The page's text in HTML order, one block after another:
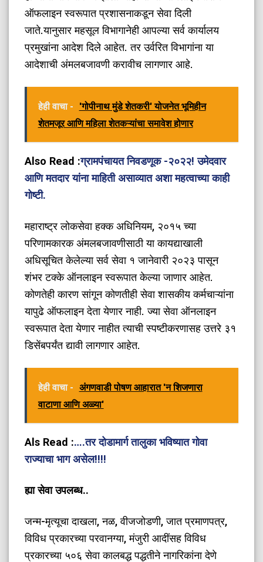
ऑफलाइन स्वरूपात प्रशासनाकडून सेवा दिली
जाते.यानुसार महसूल विभागानेही आपल्या सर्व कार्यालय
प्रमुखांना आदेश दिले आहेत. तर उर्वरित विभागांना या
आदेशाची अंमलबजावणी करावीच लागणार आहे.
हेही वाचा -
'गोपीनाथ मुंडे शेतकरी' योजनेत भूमिहीन
शेतमजूर आणि महिला शेतकऱ्यांचा समावेश होणार
Also Read :ग्रामपंचायत निवडणूक -२०२२! उमेदवार
आणि मतदार यांना माहिती असाव्यात अशा महत्वाच्या काही
गोष्टी.
महाराष्ट्र लोकसेवा हक्क अधिनियम, २०१५ च्या
परिणामकारक अंमलबजावणीसाठी या कायद्याखाली
अधिसूचित केलेल्या सर्व सेवा १ जानेवारी २०२३ पासून
शंभर टक्के ऑनलाइन स्वरूपात केल्या जाणार आहेत.
कोणतेही कारण सांगून कोणतीही सेवा शासकीय कर्मचाऱ्यांना
यापुढे ऑफलाइन देता येणार नाही. ज्या सेवा ऑनलाइन
स्वरूपात देता येणार नाहीत त्याची स्पष्टीकरणासह उत्तरे ३१
डिसेंबपर्यंत द्यावी लागणार आहेत.
हेही वाचा - अंगणवाडी पोषण आहारात 'न शिजणारा
वाटाणा आणि अळ्या'
Als Read :….तर दोडामार्ग तालुका भविष्यात गोवा
राज्याचा भाग असेल!!!!
ह्या सेवा उपलब्ध..
जन्म-मृत्यूचा दाखला, नळ, वीजजोडणी, जात प्रमाणपत्र,
विविध प्रकारच्या परवानग्या, मंजुरी आदींसह विविध
प्रकारच्या ५०६ सेवा कालबद्ध पद्धतीने नागरिकांना देणे